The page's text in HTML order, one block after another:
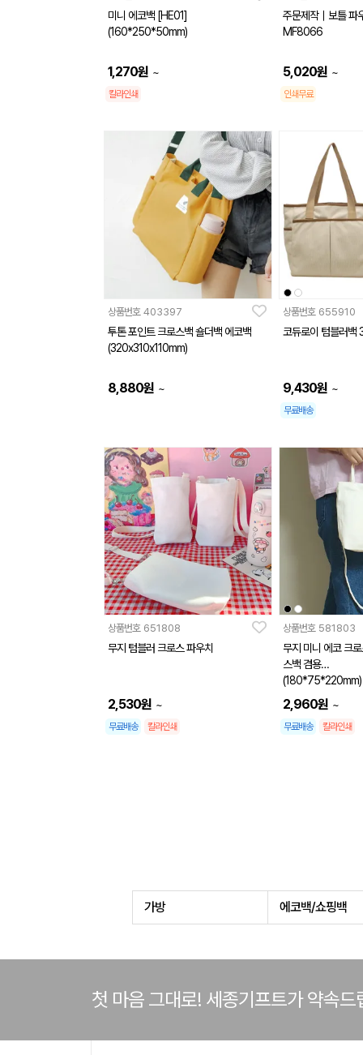
미니 에코백 [HE01]
(160*250*50mm)
1,270원 ~
칼라인쇄
주문제작｜보틀 파
MF8066
5,020원 ~
인쇄무료
상품번호 403397
투톤 포인트 크로스백 숄더백 에코백
(320x310x110mm)
8,880원 ~
상품번호 655910
코듀로이 텀블러백
9,430원 ~
무료배송
상품번호 651808
무지 텀블러 크로스 파우치
2,530원 ~
무료배송 칼라인쇄
상품번호 581803
무지 미니 에코 크
스백 겸용
(180*75*220mm)
2,960원 ~
무료배송 칼라인쇄
가방 에코백/쇼핑백
첫 마음 그대로! 세종기프트가 약속드